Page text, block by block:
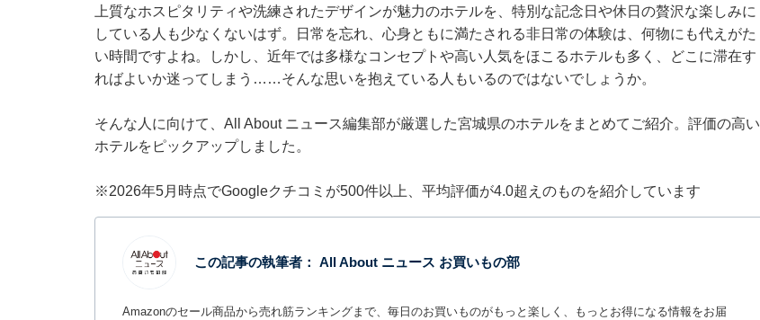
上質なホスピタリティや洗練されたデザインが魅力のホテルを、特別な記念日や休日の贅沢な楽しみに
している人も少なくないはず。日常を忘れ、心身ともに満たされる非日常の体験は、何物にも代えがた
い時間ですよね。しかし、近年では多様なコンセプトや高い人気をほこるホテルも多く、どこに滞在す
ればよいか迷ってしまう……そんな思いを抱えている人もいるのではないでしょうか。
そんな人に向けて、All About ニュース編集部が厳選した宮城県のホテルをまとめてご紹介。評価の高い
ホテルをピックアップしました。
※2026年5月時点でGoogleクチコミが500件以上、平均評価が4.0超えのものを紹介しています
この記事の執筆者： All About ニュース お買いもの部
Amazonのセール商品から売れ筋ランキングまで、毎日のお買いものがもっと楽しく、もっとお得になる情報をお届